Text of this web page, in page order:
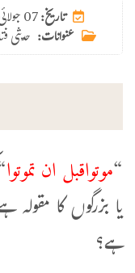
تاریخ:07 جولائی 2025
عنوانات:
“موتواقبل ان تموتوا
یا بزرگوں کا
ہے؟